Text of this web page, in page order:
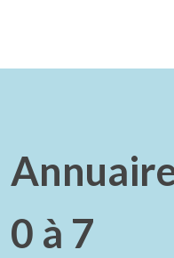
0 à 7